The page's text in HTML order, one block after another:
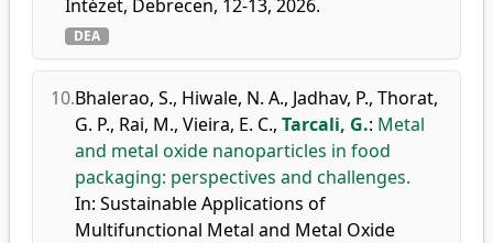
Intézet, Debrecen, 12-13, 2026.
DEA
10.Bhalerao, S., Hiwale, N. A., Jadhav, P., Thorat,
G. P., Rai, M., Vieira, E. C., Tarcali, G.: Metal
and metal oxide nanoparticles in food
packaging: perspectives and challenges.
In: Sustainable Applications of
Multifunctional Metal and Metal Oxide